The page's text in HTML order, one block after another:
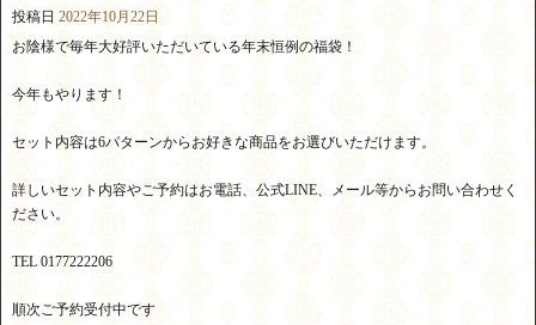
投稿日 2022年10月22日
お陰様で毎年大好評いただいている年末恒例の福袋！
今年もやります！
セット内容は6パターンからお好きな商品をお選びいただけます。
詳しいセット内容やご予約はお電話、公式LINE、メール等からお問い合わせく
ださい。
TEL 0177222206
順次ご予約受付中です